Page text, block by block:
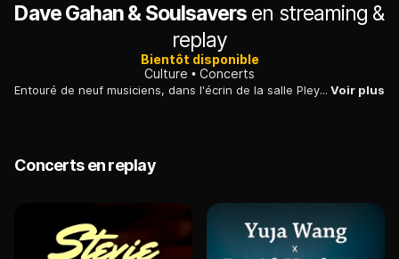
Dave Gahan & Soulsavers en streaming &
replay
Bientôt disponible
Culture
Concerts
Entouré de neuf musiciens, dans l'écrin de la salle Pleyel, Dave Gahan, l'iconique leader de Depeche Mode, dévoilait, le 10 décembre 2021, son panthéon musical : un concert solo dans la foulée de son nouvel album, "Imposter", conçu avec le duo Soulsavers. Voir plus
Concerts en replay